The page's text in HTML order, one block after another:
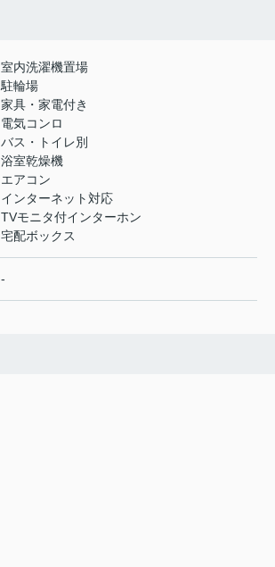
室内洗濯機置場
駐輪場
家具・家電付き
電気コンロ
バス・トイレ別
浴室乾燥機
エアコン
インターネット対応
TVモニタ付インターホン
宅配ボックス
-